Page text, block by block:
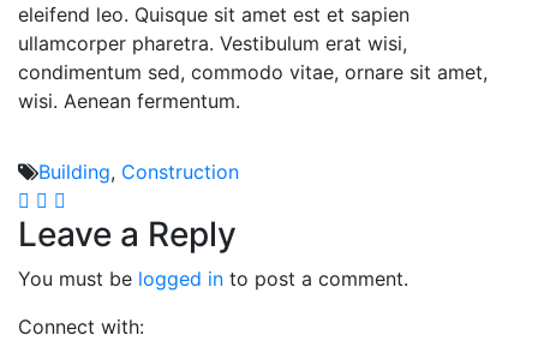
eleifend leo. Quisque sit amet est et sapien
ullamcorper pharetra. Vestibulum erat wisi,
condimentum sed, commodo vitae, ornare sit amet,
wisi. Aenean fermentum.
Building, Construction
Leave a Reply
You must be logged in to post a comment.
Connect with: